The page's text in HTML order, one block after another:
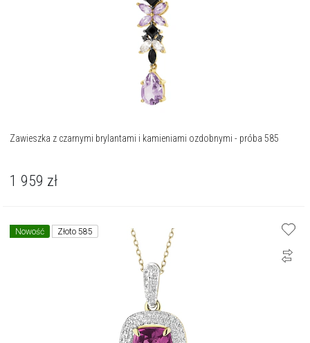
Zawieszka z czarnymi brylantami i kamieniami ozdobnymi - próba 585
1 959 zł
Nowość Złoto 585